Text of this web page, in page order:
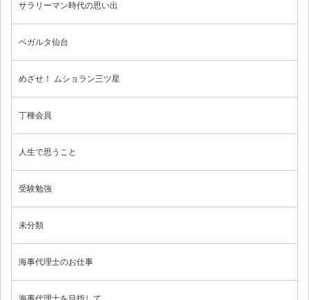
ブログ
サラリーマン時代の思い出
ベガルタ仙台
めざせ！ ムショラン三ツ星
丁種会員
人生で思うこと
受験勉強
未分類
海事代理士のお仕事